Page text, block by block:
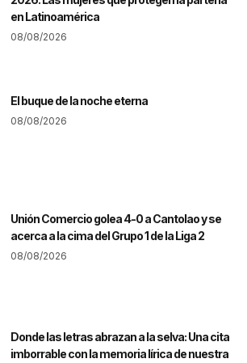
en Latinoamérica
08/08/2026
El buque de la noche eterna
08/08/2026
Unión Comercio golea 4-0 a Cantolao y se
acerca a la cima del Grupo 1 de la Liga 2
08/08/2026
Donde las letras abrazan a la selva: Una cita
imborrable con la memoria lírica de nuestra